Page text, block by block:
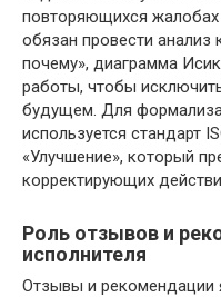
повторяющихся жалобах
обязан провести анализ
почему», диаграмма
работы, чтобы
будущем. Для
используется стандарт
«Улучшение», который
корректирующих
Роль отзывов и
исполнителя
Отзывы и рекомендации